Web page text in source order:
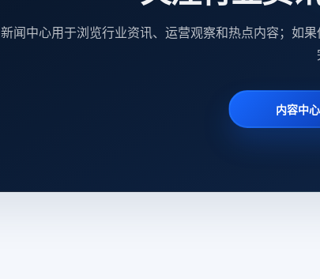
新闻中心用于浏览行业资讯、运营观察和热点内容；如
内容中心